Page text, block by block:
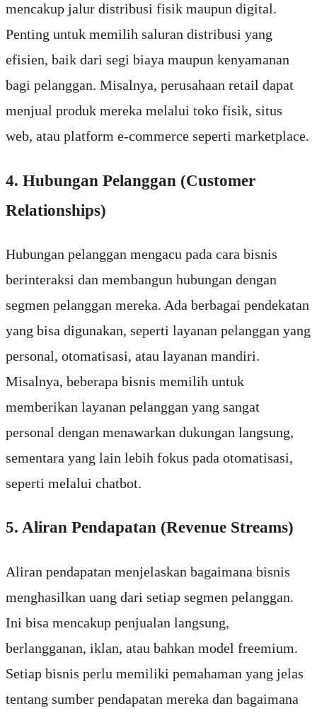
mencakup jalur distribusi fisik maupun digital.
Penting untuk memilih saluran distribusi yang
efisien, baik dari segi biaya maupun kenyamanan
bagi pelanggan. Misalnya, perusahaan retail dapat
menjual produk mereka melalui toko fisik, situs
web, atau platform e-commerce seperti marketplace.
4. Hubungan Pelanggan (Customer
Relationships)
Hubungan pelanggan mengacu pada cara bisnis
berinteraksi dan membangun hubungan dengan
segmen pelanggan mereka. Ada berbagai pendekatan
yang bisa digunakan, seperti layanan pelanggan yang
personal, otomatisasi, atau layanan mandiri.
Misalnya, beberapa bisnis memilih untuk
memberikan layanan pelanggan yang sangat
personal dengan menawarkan dukungan langsung,
sementara yang lain lebih fokus pada otomatisasi,
seperti melalui chatbot.
5. Aliran Pendapatan (Revenue Streams)
Aliran pendapatan menjelaskan bagaimana bisnis
menghasilkan uang dari setiap segmen pelanggan.
Ini bisa mencakup penjualan langsung,
berlangganan, iklan, atau bahkan model freemium.
Setiap bisnis perlu memiliki pemahaman yang jelas
tentang sumber pendapatan mereka dan bagaimana